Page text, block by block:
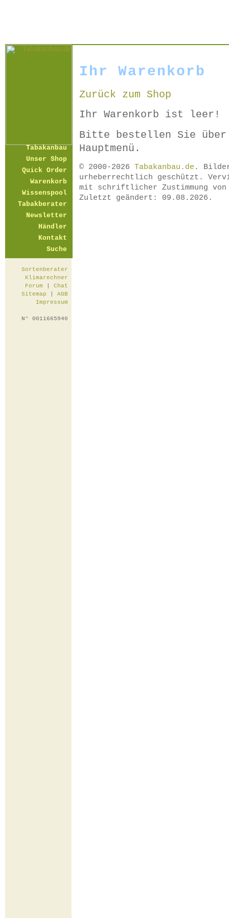
Tabakanbau
Unser Shop
Quick Order
Warenkorb
Wissenspool
Tabakberater
Newsletter
Händler
Kontakt
Suche
Sortenberater
Klimarechner
Forum
Chat
Sitemap
AGB
Impressum
N° 0011665940
Ihr Warenkorb
Zurück zum Shop
Ihr Warenkorb ist leer!
Bitte bestellen Sie über
Hauptmenü.
© 2000-2026 Tabakanbau.de .
urheberrechtlich geschützt.
mit schriftlicher Zustimmung
Zuletzt geändert: 09.08.2026.